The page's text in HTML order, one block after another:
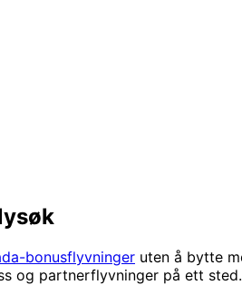
bonusflyvninger uten å bytte
og partnerflyvninger på ett